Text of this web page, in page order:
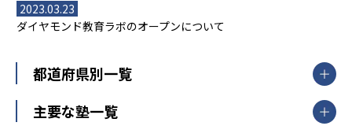
2023.03.23
ダイヤモンド教育ラボのオープンについて
都道府県別一覧
北海道・東北
主要な塾一覧